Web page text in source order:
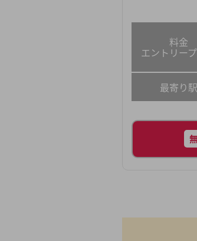
料金
エントリー
最寄り駅